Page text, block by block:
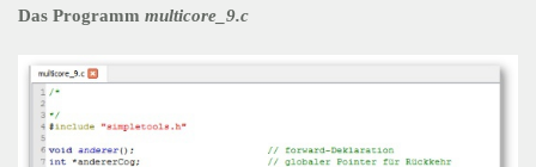
Das Programm multicore_9.c